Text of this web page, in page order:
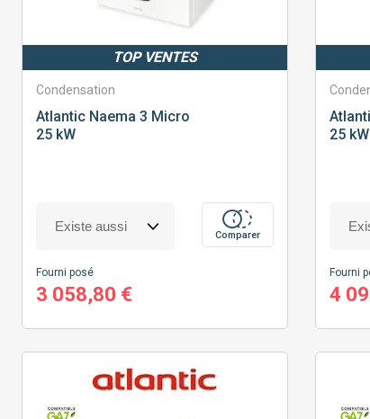
TOP VENTES
Condensation
AtlanticNaema 3 Micro
25 kW
Comparer
Fourni posé
3 058,80 €
25 kW
Fourni
4